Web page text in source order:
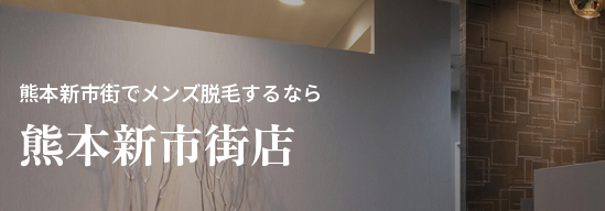
熊本新市街でメンズ脱毛するなら
熊本新市街店